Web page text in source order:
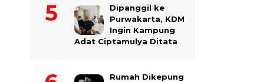
Dipanggil ke
Purwakarta, KDM
Ingin Kampung
Adat Ciptamulya Ditata
Rumah Dikepung